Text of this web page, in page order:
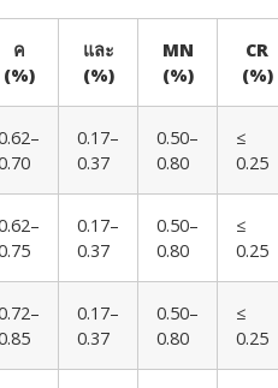
ค
(%)
และ
(%)
MN
(%)
CR
(%)
0.17–
0.37
0.50–
0.80
≤
0.25
0.17–
0.37
0.50–
0.80
≤
0.25
0.17–
0.37
0.50–
0.80
≤
0.25